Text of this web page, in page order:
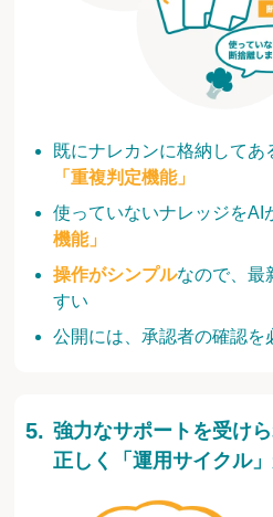
既にナレカンに格納して
「重複判定機能」
使っていないナレッジをAI
機能」
操作がシンプルなので、最
すい
公開には、承認者の確認を
強力なサポートを受けら
正しく「運用サイクル